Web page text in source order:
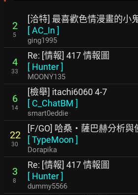
2
5
[洽特] 最喜歡色情漫畫的小
[AC_In ]
ging1995
4
33
Re: [情報] 417 情報圖
[ Hunter]
MOONY135
6
14
[檢舉] itachi6060 4-7
[ C_ChatBM ]
smart0eddie
22
30
[F/GO] 哈桑・薩巴赫分析與
[TypeMoon ]
Dorapika
3
8
Re: [情報] 417 情報圖
[ Hunter]
dummy5566